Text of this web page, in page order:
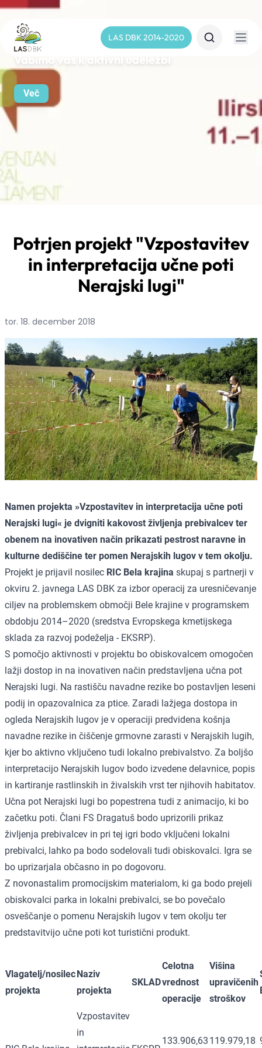
Vabimo vas k aktivni udeležbi
Več
LAS DBK 2014-2020
Potrjen projekt "Vzpostavitev
in interpretacija učne poti
Nerajski lugi"
tor. 18. december 2018
Namen projekta »Vzpostavitev in interpretacija učne poti
Nerajski lugi« je dvigniti kakovost življenja prebivalcev ter
obenem na inovativen način prikazati pestrost naravne in
kulturne dediščine ter pomen Nerajskih lugov v tem okolju.
Projekt je prijavil nosilec RIC Bela krajina skupaj s partnerji v
okviru 2. javnega LAS DBK za izbor operacij za uresničevanje
ciljev na problemskem območji Bele krajine v programskem
obdobju 2014–2020 (sredstva Evropskega kmetijskega
sklada za razvoj podeželja - EKSRP).
S pomočjo aktivnosti v projektu bo obiskovalcem omogočen
lažji dostop in na inovativen način predstavljena učna pot
Nerajski lugi. Na rastišču navadne rezike bo postavljen leseni
podij in opazovalnica za ptice. Zaradi lažjega dostopa in
ogleda Nerajskih lugov je v operaciji predvidena košnja
navadne rezike in čiščenje grmovne zarasti v Nerajskih lugih,
kjer bo aktivno vključeno tudi lokalno prebivalstvo. Za boljšo
interpretacijo Nerajskih lugov bodo izvedene delavnice, popis
in kartiranje rastlinskih in živalskih vrst ter njihovih habitatov.
Učna pot Nerajski lugi bo popestrena tudi z animacijo, ki bo
začetku poti. Člani FS Dragatuš bodo uprizorili prikaz
življenja prebivalcev in pri tej igri bodo vključeni lokalni
prebivalci, lahko pa bodo sodelovali tudi obiskovalci. Igra se
bo uprizarjala občasno in po dogovoru.
Z novonastalim promocijskim materialom, ki ga bodo prejeli
obiskovalci parka in lokalni prebivalci, se bo povečalo
osveščanje o pomenu Nerajskih lugov v tem okolju ter
predstavitvijo učne poti kot turistični produkt.
Vlagatelj/nosilec
projekta
Naziv
projekta
SKLAD
Celotna
vrednost
operacije
Višina
upravičenih
stroškov
Vzpostavitev
in
133.906,63 119.979,18